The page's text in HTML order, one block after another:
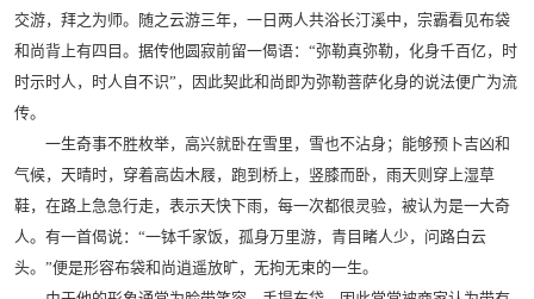
交游，拜之为师。随之云游三年，一日两人共浴长汀溪中，宗霸看见布袋
和尚背上有四目。据传他圆寂前留一偈语：“弥勒真弥勒，化身千百亿，时
时示时人，时人自不识”，因此契此和尚即为弥勒菩萨化身的说法便广为流
传。
一生奇事不胜枚举，高兴就卧在雪里，雪也不沾身；能够预卜吉凶和
气候，天晴时，穿着高齿木屐，跑到桥上，竖膝而卧，雨天则穿上湿草
鞋，在路上急急行走，表示天快下雨，每一次都很灵验，被认为是一大奇
人。有一首偈说：“一钵千家饭，孤身万里游，青目睹人少，问路白云
头。”便是形容布袋和尚逍遥放旷，无拘无束的一生。